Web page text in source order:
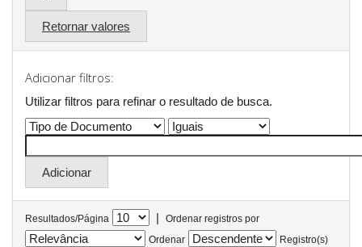
Retornar valores
Adicionar filtros:
Utilizar filtros para refinar o resultado de busca.
Resultados/Página |
Ordenar registros por
Ordenar
Registro(s)